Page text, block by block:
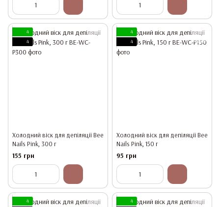
4
4
Холодний віск для депіляції Bee
Nails Pink, 300 г
155 грн
4
4
Холодний віск для депіляції Bee
Nails Pink, 150 г
95 грн
4
4